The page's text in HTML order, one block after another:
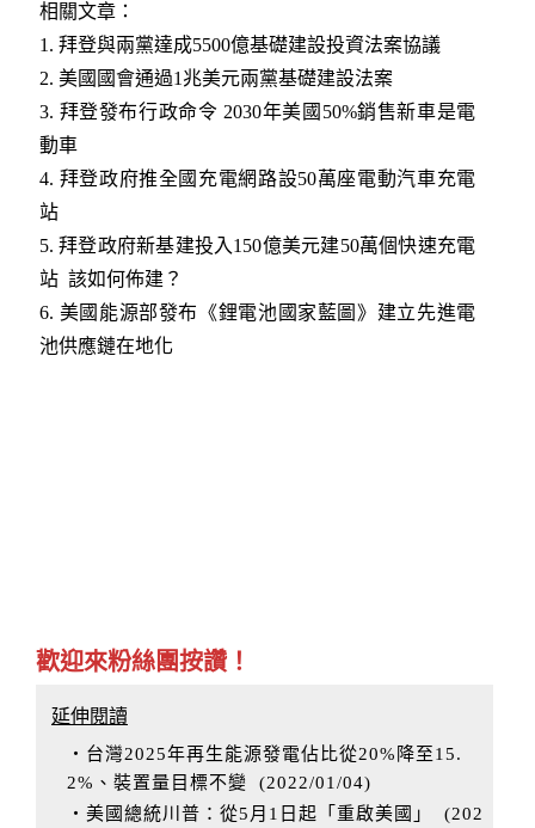
相關文章：
1. 拜登與兩黨達成5500億基礎建設投資法案協議
2. 美國國會通過1兆美元兩黨基礎建設法案
3. 拜登發布行政命令 2030年美國50%銷售新車是電
動車
4. 拜登政府推全國充電網路設50萬座電動汽車充電
站
5.拜登政府新基建投入150億美元建50萬個快速充電
站 該如何佈建？
6. 美國能源部發布《鋰電池國家藍圖》建立先進電
池供應鏈在地化
歡迎來粉絲團按讚！
延伸閱讀
‧台灣2025年再生能源發電佔比從20%降至15.
2%、裝置量目標不變 (2022/01/04)
‧美國總統川普：從5月1日起「重啟美國」
(202